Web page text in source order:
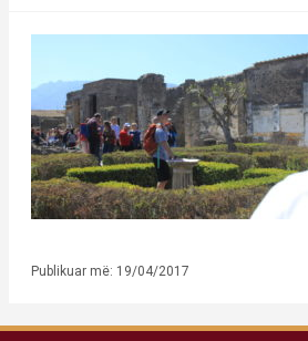
Publikuar më: 19/04/2017